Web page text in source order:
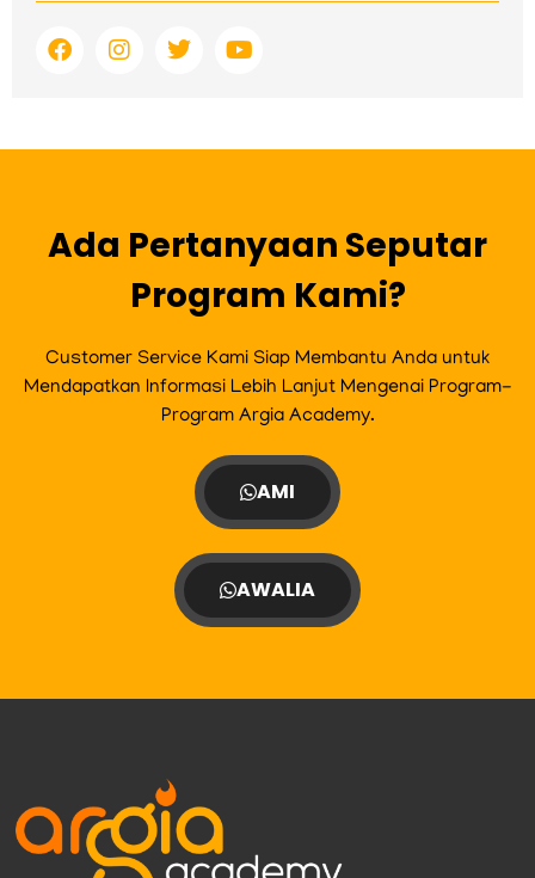
F
a
o
I
n
g
m
T
w
e
Y
o
b
Ada Pertanyaan Seputar
Program Kami?
Customer Service Kami Siap Membantu Anda untuk
Mendapatkan Informasi Lebih Lanjut Mengenai Program-
Program Argia Academy.
AMI
AWALIA